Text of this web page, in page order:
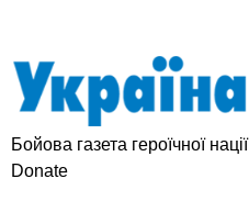
Бойова газета героїчної нації
Donate